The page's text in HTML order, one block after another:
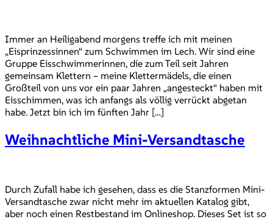
Immer an Heiligabend morgens treffe ich mit meinen
„Eisprinzessinnen“ zum Schwimmen im Lech. Wir sind eine
Gruppe Eisschwimmerinnen, die zum Teil seit Jahren
gemeinsam Klettern – meine Klettermädels, die einen
Großteil von uns vor ein paar Jahren „angesteckt“ haben mit
Eisschimmen, was ich anfangs als völlig verrückt abgetan
habe. Jetzt bin ich im fünften Jahr […]
Weihnachtliche Mini-Versandtasche
Durch Zufall habe ich gesehen, dass es die Stanzformen Mini-
Versandtasche zwar nicht mehr im aktuellen Katalog gibt,
aber noch einen Restbestand im Onlineshop. Dieses Set ist so